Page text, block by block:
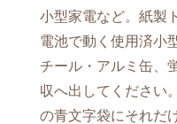
小型家電など。紙製
電池で動く使用済小
チール・アルミ缶、
収へ出してください
の青文字袋にそれだ